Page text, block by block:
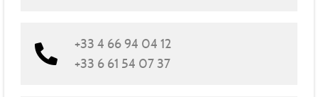
+33 4 66 94 04 12
+33 6 61 54 07 37